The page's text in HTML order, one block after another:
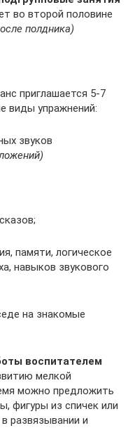
во второй половине
полдника)
приглашается 5-7
виды упражнений:
звуков
памяти, логическое
навыков звукового
на знакомые
воспитателем
мелкой
можно предложить
фигуры из спичек или
развязывании и